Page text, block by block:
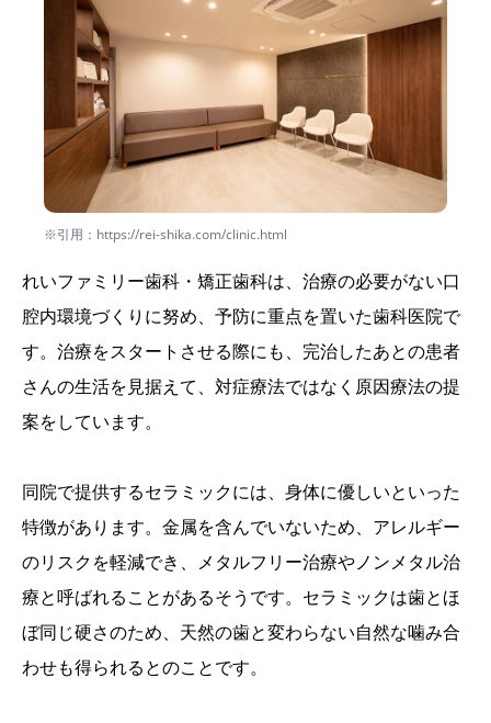
※引用：https://rei-shika.com/clinic.html
れいファミリー歯科・矯正歯科は、治療の必要がない口
腔内環境づくりに努め、予防に重点を置いた歯科医院で
す。治療をスタートさせる際にも、完治したあとの患者
さんの生活を見据えて、対症療法ではなく原因療法の提
案をしています。
同院で提供するセラミックには、身体に優しいといった
特徴があります。金属を含んでいないため、アレルギー
のリスクを軽減でき、メタルフリー治療やノンメタル治
療と呼ばれることがあるそうです。セラミックは歯とほ
ぼ同じ硬さのため、天然の歯と変わらない自然な噛み合
わせも得られるとのことです。